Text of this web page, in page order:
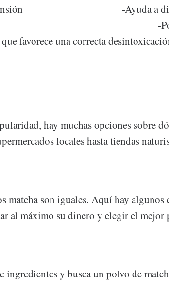
-Ayuda a
sangre. -Posee
favorece una correcta
hay muchas opciones sobre
locales hasta tiendas
matcha son iguales. Aquí hay algunos
al máximo su dinero y elegir el mejor
ingredientes y busca un polvo de